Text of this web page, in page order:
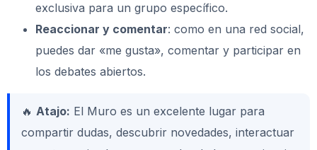
exclusiva para un grupo específico.
Reaccionar y comentar: como en una red social,
puedes dar «me gusta», comentar y participar en
los debates abiertos.
🔥 Atajo: El Muro es un excelente lugar para
compartir dudas, descubrir novedades, interactuar